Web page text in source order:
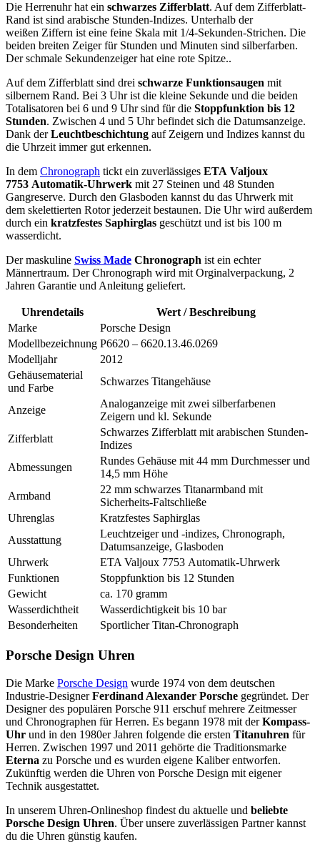
Die Herrenuhr hat ein schwarzes Zifferblatt. Auf dem Zifferblatt-
Rand ist sind arabische Stunden-Indizes. Unterhalb der
weißen Ziffern ist eine feine Skala mit 1/4-Sekunden-Strichen. Die
beiden breiten Zeiger für Stunden und Minuten sind silberfarben.
Der schmale Sekundenzeiger hat eine rote Spitze..
Auf dem Zifferblatt sind drei schwarze Funktionsaugen mit
silbernem Rand. Bei 3 Uhr ist die kleine Sekunde und die beiden
Totalisatoren bei 6 und 9 Uhr sind für die Stoppfunktion bis 12
Stunden. Zwischen 4 und 5 Uhr befindet sich die Datumsanzeige.
Dank derLeuchtbeschichtung auf Zeigern und Indizes kannst du
die Uhrzeit immer gut erkennen.
In dem Chronograph tickt ein zuverlässiges ETA Valjoux
7753 Automatik-Uhrwerk mit 27 Steinen und 48 Stunden
Gangreserve. Durch den Glasboden kannst du das Uhrwerk mit
dem skelettierten Rotor jederzeit bestaunen. Die Uhr wird außerdem
durch ein kratzfestes Saphirglas geschützt und ist bis 100 m
wasserdicht.
Der maskuline Swiss Made Chronograph ist ein echter
Männertraum. Der Chronograph wird mit Orginalverpackung, 2
Jahren Garantie und Anleitung geliefert.
Uhrendetails
Wert / Beschreibung
Marke
Porsche Design
Modellbezeichnung P6620 – 6620.13.46.0269
Modelljahr
2012
Gehäusematerial
und Farbe
Schwarzes Titangehäuse
Anzeige
Analoganzeige mit zwei silberfarbenen
Zeigern und kl. Sekunde
Zifferblatt
Schwarzes Zifferblatt mit arabischen Stunden-
Indizes
Abmessungen
Rundes Gehäuse mit 44 mm Durchmesser und
14,5 mm Höhe
Armband
22 mm schwarzes Titanarmband mit
Sicherheits-Faltschließe
Uhrenglas
Kratzfestes Saphirglas
Ausstattung
Leuchtzeiger und -indizes, Chronograph,
Datumsanzeige, Glasboden
Uhrwerk
ETA Valjoux 7753 Automatik-Uhrwerk
Funktionen
Stoppfunktion bis 12 Stunden
Gewicht
ca. 170 gramm
Wasserdichtheit
Wasserdichtigkeit bis 10 bar
Besonderheiten
Sportlicher Titan-Chronograph
Porsche Design Uhren
Die Marke Porsche Design wurde 1974 von dem deutschen
Industrie-DesignerFerdinand Alexander Porsche gegründet. Der
Designer des populären Porsche 911 erschuf mehrere Zeitmesser
und Chronographen für Herren. Es begann 1978 mit derKompass-
Uhr und in den 1980er Jahren folgende die ersten Titanuhren für
Herren. Zwischen 1997 und 2011 gehörte die Traditionsmarke
Eterna zu Porsche und es wurden eigene Kaliber entworfen.
Zukünftig werden die Uhren von Porsche Design mit eigener
Technik ausgestattet.
In unserem Uhren-Onlineshop findest du aktuelle und beliebte
Porsche Design Uhren. Über unsere zuverlässigen Partner kannst
du die Uhren günstig kaufen.